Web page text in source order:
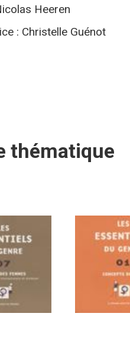
Heeren
: Christelle Guénot
thématique